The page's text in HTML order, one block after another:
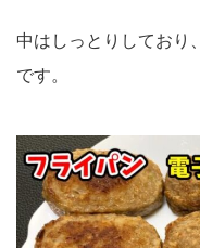
中はしっとりしており
です。